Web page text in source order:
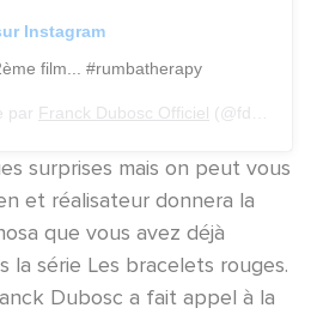
Instagram
film... #rumbatherapy
par Franck Dubosc Officiel (@fdubosc_officiel) le
surprises mais on peut vous
et réalisateur donnera la
que vous avez déjà
la série Les bracelets rouges.
Dubosc a fait appel à la